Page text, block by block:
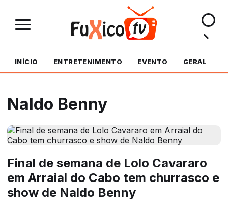
INÍCIO ENTRETENIMENTO EVENTO GERAL
Naldo Benny
Final de semana de Lolo Cavararo
em Arraial do Cabo tem churrasco e
show de Naldo Benny